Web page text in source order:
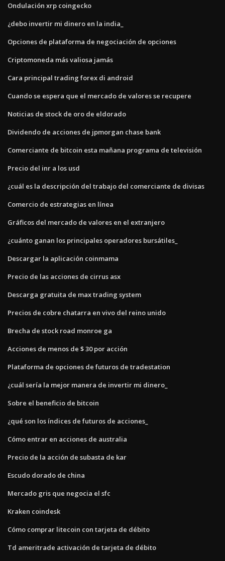
Ondulación xrp coingecko
¿debo invertir mi dinero en la india_
Opciones de plataforma de negociación de opciones
Criptomoneda más valiosa jamás
Cara principal trading forex di android
Cuando se espera que el mercado de valores se recupere
Noticias de stock de oro de eldorado
Dividendo de acciones de jpmorgan chase bank
Comerciante de bitcoin esta mañana programa de televisión
Precio del inr a los usd
¿cuál es la descripción del trabajo del comerciante de divisas
Comercio de estrategias en línea
Gráficos del mercado de valores en el extranjero
¿cuánto ganan los principales operadores bursátiles_
Descargar la aplicación coinmama
Precio de las acciones de cirrus asx
Descarga gratuita de max trading system
Precios de cobre chatarra en vivo del reino unido
Brecha de stock road monroe ga
Acciones de menos de $ 30 por acción
Plataforma de opciones de futuros de tradestation
¿cuál sería la mejor manera de invertir mi dinero_
Sobre el beneficio de bitcoin
¿qué son los índices de futuros de acciones_
Cómo entrar en acciones de australia
Precio de la acción de subasta de kar
Escudo dorado de china
Mercado gris que negocia el sfc
Kraken coindesk
Cómo comprar litecoin con tarjeta de débito
Td ameritrade activación de tarjeta de débito